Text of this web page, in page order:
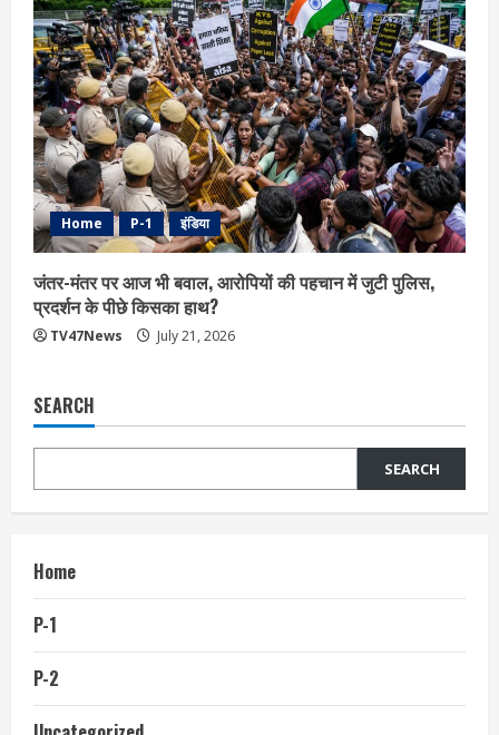
Home P-1 इंडिया
जंतर-मंतर पर आज भी बवाल, आरोपियों की पहचान में जुटी पुलिस,
प्रदर्शन के पीछे किसका हाथ?
TV47News July 21, 2026
SEARCH
SEARCH
Home
P-1
P-2